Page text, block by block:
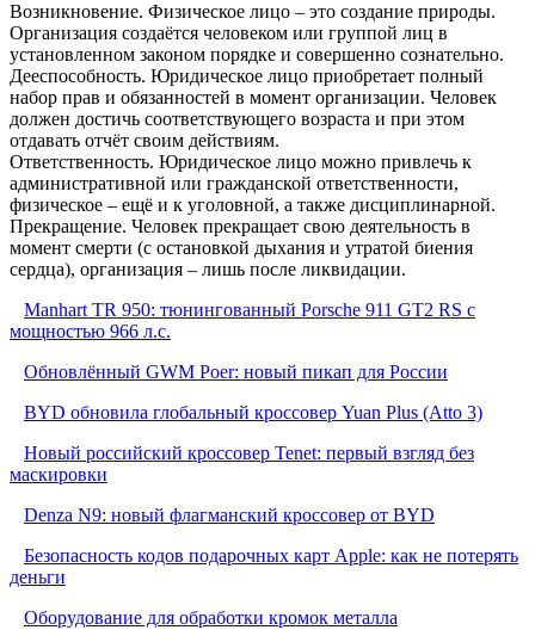
Возникновение. Физическое лицо – это создание природы.
Организация создаётся человеком или группой лиц в
установленном законом порядке и совершенно сознательно.
Дееспособность. Юридическое лицо приобретает полный
набор прав и обязанностей в момент организации. Человек
должен достичь соответствующего возраста и при этом
отдавать отчёт своим действиям.
Ответственность. Юридическое лицо можно привлечь к
административной или гражданской ответственности,
физическое – ещё и к уголовной, а также дисциплинарной.
Прекращение. Человек прекращает свою деятельность в
момент смерти (с остановкой дыхания и утратой биения
сердца), организация – лишь после ликвидации.
Manhart TR 950: тюнингованный Porsche 911 GT2 RS с
мощностью 966 л.с.
Обновлённый GWM Poer: новый пикап для России
BYD обновила глобальный кроссовер Yuan Plus (Atto 3)
Новый российский кроссовер Tenet: первый взгляд без
маскировки
Denza N9: новый флагманский кроссовер от BYD
Безопасность кодов подарочных карт Apple: как не потерять
деньги
Оборудование для обработки кромок металла